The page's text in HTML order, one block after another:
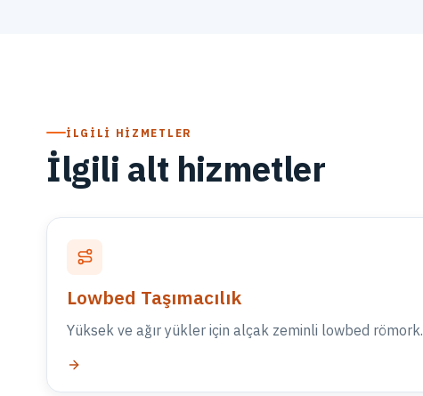
İLGILI HIZMETLER
İlgili alt hizmetler
Lowbed Taşımacılık
Yüksek ve ağır yükler için alçak zeminli lowbed römork.